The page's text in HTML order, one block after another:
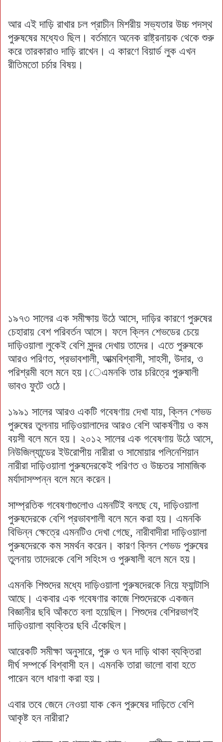
আর এই দাড়ি রাখার চল প্রাচীন মিশরীয় সভ্যতার উচ্চ পদস্থ
পুরুষষের মধ্যেও ছিল। বর্তমানে অনেক রাষ্ট্রনায়ক থেকে শুরু
করে তারকারাও দাড়ি রাখেন। এ কারণে বিয়ার্ড লুক এখন
রীতিমতো চর্চার বিষয়।
১৯৭৩ সালের এক সমীক্ষায় উঠে আসে, দাড়ির কারণে পুরুষের
চেহারায় বেশ পরিবর্তন আসে। ফলে ক্লিন শেভডের চেয়ে
দাড়িওয়ালা লুকেই বেশি সুন্দর দেখায় তাদের। এতে পুরুষকে
আরও পরিণত, প্রভাবশালী, আত্মবিশ্বাসী, সাহসী, উদার, ও
পরিশ্রমী বলে মনে হয়।েএমনকি তার চরিত্রে পুরুষালী
ভাবও ফুটে ওঠে।
১৯৯১ সালের আরও একটি গবেষণায় দেখা যায়, ক্লিন শেভড
পুরুষের তুলনায় দাড়িওয়ালাদের আরও বেশি আকর্ষণীয় ও কম
বয়সী বলে মনে হয়। ২০১২ সালের এক গবেষণায় উঠে আসে,
নিউজিল্যান্ডের ইউরোপীয় নারীরা ও সামোয়ার পলিনেশিয়ান
নারীরা দাড়িওয়ালা পুরুষদেরকেই পরিণত ও উচ্চতর সামাজিক
মর্যাদাসম্পন্ন বলে মনে করেন।
সাম্প্রতিক গবেষণাগুলোও এমনটিই বলছে যে, দাড়িওয়ালা
পুরুষদেরকে বেশি প্রভাবশালী বলে মনে করা হয়। এমনকি
বিভিন্ন ক্ষেত্রে এমনটিও দেখা গেছে, নারীবাদীরা দাড়িওয়ালা
পুরুষদেরকে কম সমর্থন করেন। কারণ ক্লিন শেভড পুরুষের
তুলনায় তাদেরকে বেশি সহিংস ও পুরুষালী বলে মনে হয়।
এমনকি শিশুদের মধ্যে দাড়িওয়ালা পুরুষদেরকে নিয়ে ফ্যান্টাসি
আছে। একবার এক গবেষণার কাজে শিশুদেরকে একজন
বিজ্ঞানীর ছবি আঁকতে বলা হয়েছিল। শিশুদের বেশিরভাগই
দাড়িওয়ালা ব্যক্তির ছবি এঁকেছিল।
আরেকটি সমীক্ষা অনুসারে, পুরু ও ঘন দাড়ি থাকা ব্যক্তিরা
দীর্ঘ সম্পর্কে বিশ্বাসী হন। এমনকি তারা ভালো বাবা হতে
পারেন বলে ধারণা করা হয়।
এবার তবে জেনে নেওয়া যাক কেন পুরুষের দাড়িতে বেশি
আকৃষ্ট হন নারীরা?